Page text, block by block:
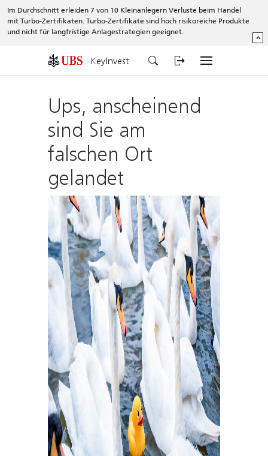
Im Durchschnitt erleiden 7 von 10 Kleinanlegern Verluste beim Handel
mit Turbo-Zertifikaten. Turbo-Zertifikate sind hoch risikoreiche Produkte
und nicht für langfristige Anlagestrategien geeignet.
^
KeyInvest
Ups, anscheinend
sind Sie am
falschen Ort
gelandet